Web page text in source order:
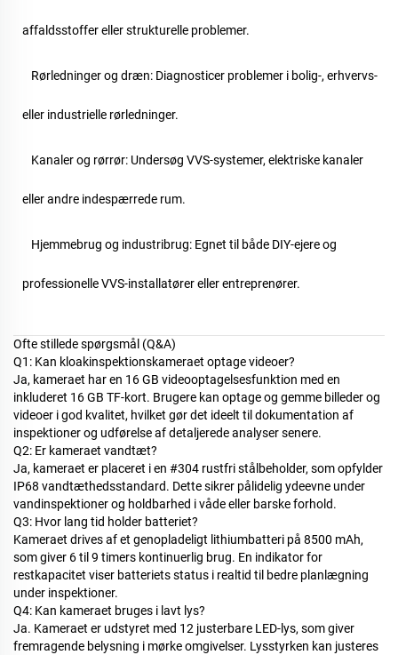
affaldsstoffer eller strukturelle problemer.
Rørledninger og dræn: Diagnosticer problemer i bolig-, erhvervs-
eller industrielle rørledninger.
Kanaler og rørrør: Undersøg VVS-systemer, elektriske kanaler
eller andre indespærrede rum.
Hjemmebrug og industribrug: Egnet til både DIY-ejere og
professionelle VVS-installatører eller entreprenører.
Ofte stillede spørgsmål (Q&A)
Q1: Kan kloakinspektionskameraet optage videoer?
Ja, kameraet har en 16 GB videooptagelsesfunktion med en
inkluderet 16 GB TF-kort. Brugere kan optage og gemme billeder og
videoer i god kvalitet, hvilket gør det ideelt til dokumentation af
inspektioner og udførelse af detaljerede analyser senere.
Q2: Er kameraet vandtæt?
Ja, kameraet er placeret i en #304 rustfri stålbeholder, som opfylder
IP68 vandtæthedsstandard. Dette sikrer pålidelig ydeevne under
vandinspektioner og holdbarhed i våde eller barske forhold.
Q3: Hvor lang tid holder batteriet?
Kameraet drives af et genopladeligt lithiumbatteri på 8500 mAh,
som giver 6 til 9 timers kontinuerlig brug. En indikator for
restkapacitet viser batteriets status i realtid til bedre planlægning
under inspektioner.
Q4: Kan kameraet bruges i lavt lys?
Ja. Kameraet er udstyret med 12 justerbare LED-lys, som giver
fremragende belysning i mørke omgivelser. Lysstyrken kan justeres